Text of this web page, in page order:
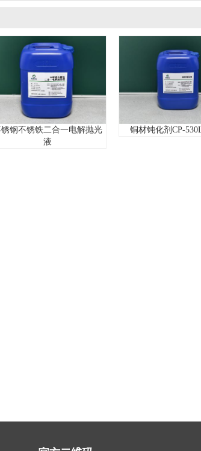
铁二合一电解抛光
铜材钝化剂CP-530L(浓缩)